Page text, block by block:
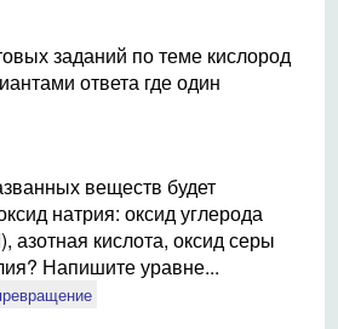
заданий по теме кислород
ответа где один
веществ будет
натрия: оксид углерода
азотная кислота, оксид серы
Напишите уравне...